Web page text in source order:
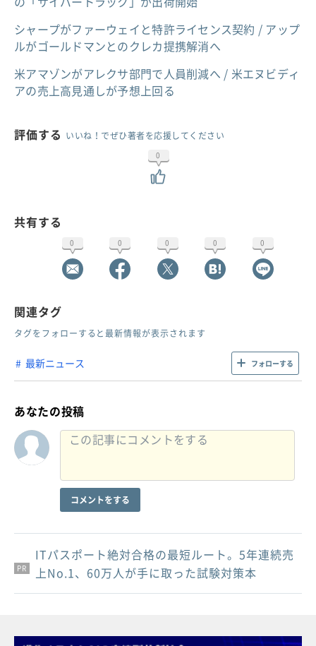
シャープがファーウェイと特許ライセンス契約 / アップ
ルがゴールドマンとのクレカ提携解消へ
米アマゾンがアレクサ部門で人員削減へ / 米エヌビディ
アの売上高見通しが予想上回る
評価する いいね！でぜひ著者を応援してください
0
共有する
0 0 0 0 0
関連タグ
タグをフォローすると最新情報が表示されます
最新ニュース フォローする
あなたの投稿
コメントをする
PR
PR
PR
ITパスポート絶対合格の最短ルート。5年連続売
上No.1、60万人が手に取った試験対策本